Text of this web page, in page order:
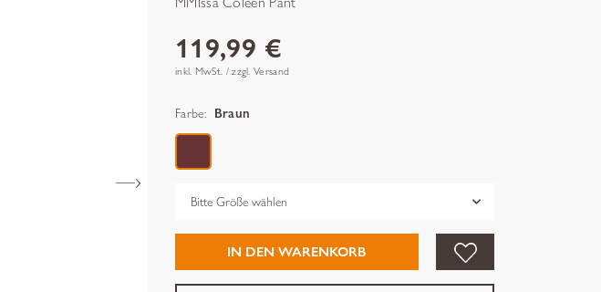
119,99 €
inkl. MwSt. / zzgl. Versand
Farbe: Braun
Grösse
IN DEN WARENKORB